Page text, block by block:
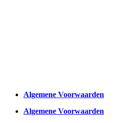
Algemene Voorwaarden
Algemene Voorwaarden